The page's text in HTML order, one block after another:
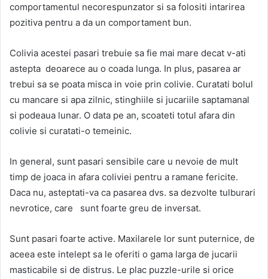
comportamentul necorespunzator si sa folositi intarirea
pozitiva pentru a da un comportament bun.
Colivia acestei pasari trebuie sa fie mai mare decat v-ati
astepta deoarece au o coada lunga. In plus, pasarea ar
trebui sa se poata misca in voie prin colivie. Curatati bolul
cu mancare si apa zilnic, stinghiile si jucariile saptamanal
si podeaua lunar. O data pe an, scoateti totul afara din
colivie si curatati-o temeinic.
In general, sunt pasari sensibile care u nevoie de mult
timp de joaca in afara coliviei pentru a ramane fericite.
Daca nu, asteptati-va ca pasarea dvs. sa dezvolte tulburari
nevrotice, care sunt foarte greu de inversat.
Sunt pasari foarte active. Maxilarele lor sunt puternice, de
aceea este intelept sa le oferiti o gama larga de jucarii
masticabile si de distrus. Le plac puzzle-urile si orice